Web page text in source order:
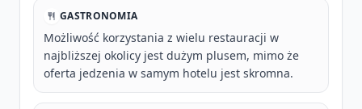
GASTRONOMIA
Możliwość korzystania z wielu restauracji w
najbliższej okolicy jest dużym plusem, mimo że
oferta jedzenia w samym hotelu jest skromna.